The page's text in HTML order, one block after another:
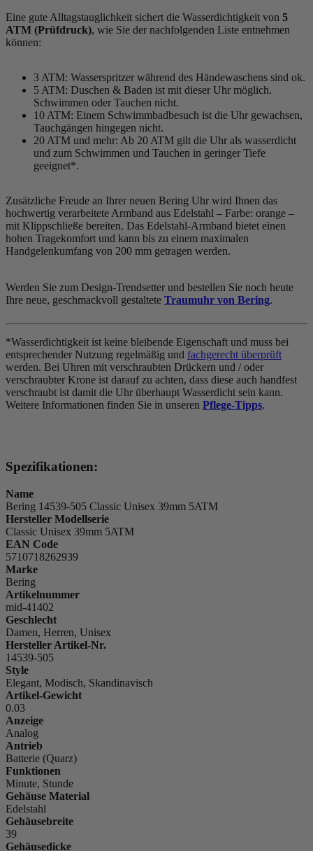
Eine gute Alltagstauglichkeit sichert die Wasserdichtigkeit von 5
ATM (Prüfdruck), wie Sie der nachfolgenden Liste entnehmen
können:
3 ATM: Wasserspritzer während des Händewaschens sind ok.
5 ATM: Duschen & Baden ist mit dieser Uhr möglich.
Schwimmen oder Tauchen nicht.
10 ATM: Einem Schwimmbadbesuch ist die Uhr gewachsen,
Tauchgängen hingegen nicht.
20 ATM und mehr: Ab 20 ATM gilt die Uhr als wasserdicht
und zum Schwimmen und Tauchen in geringer Tiefe
geeignet*.
Zusätzliche Freude an Ihrer neuen Bering Uhr wird Ihnen das
hochwertig verarbeitete Armband aus Edelstahl – Farbe: orange –
mit Klippschließe bereiten. Das Edelstahl-Armband bietet einen
hohen Tragekomfort und kann bis zu einem maximalen
Handgelenkumfang von 200 mm getragen werden.
Werden Sie zum Design-Trendsetter und bestellen Sie noch heute
Ihre neue, geschmackvoll gestaltete Traumuhr von Bering.
*Wasserdichtigkeit ist keine bleibende Eigenschaft und muss bei
entsprechender Nutzung regelmäßig und fachgerecht überprüft
werden. Bei Uhren mit verschraubten Drückern und / oder
verschraubter Krone ist darauf zu achten, dass diese auch handfest
verschraubt ist damit die Uhr überhaupt Wasserdicht sein kann.
Weitere Informationen finden Sie in unseren Pflege-Tipps.
Spezifikationen:
Name
Bering 14539-505 Classic Unisex 39mm 5ATM
Hersteller Modellserie
Classic Unisex 39mm 5ATM
EAN Code
5710718262939
Marke
Bering
Artikelnummer
mid-41402
Geschlecht
Damen, Herren, Unisex
Hersteller Artikel-Nr.
14539-505
Style
Elegant, Modisch, Skandinavisch
Artikel-Gewicht
0.03
Anzeige
Analog
Antrieb
Batterie (Quarz)
Funktionen
Minute, Stunde
Gehäuse Material
Edelstahl
Gehäusebreite
39
Gehäusedicke